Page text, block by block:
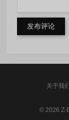
发布评论
关于我
© 2026 Z-